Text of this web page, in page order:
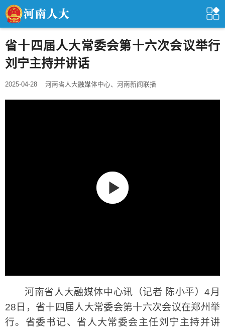
省十四届人大常委会第十六次会议举行
刘宁主持并讲话
2025-04-28 河南省人大融媒体中心、河南新闻联播
河南省人大融媒体中心讯（记者 陈小平）4月
28日，省十四届人大常委会第十六次会议在郑州举
行。省委书记、省人大常委会主任刘宁主持并讲